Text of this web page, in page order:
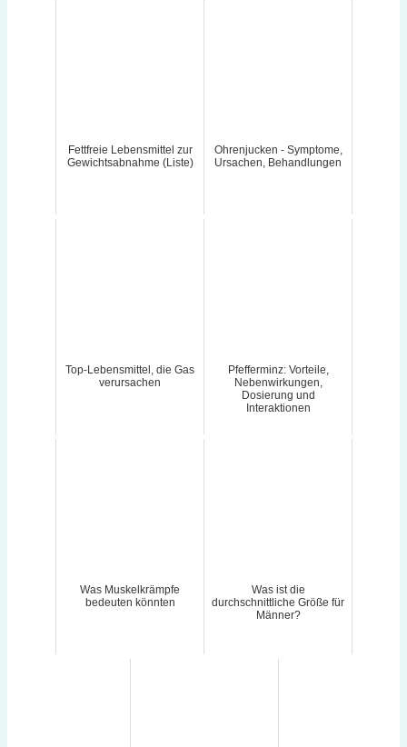
Fettfreie Lebensmittel zur
Gewichtsabnahme (Liste)
Ohrenjucken - Symptome,
Ursachen, Behandlungen
Top-Lebensmittel, die Gas
verursachen
Pfefferminz: Vorteile,
Nebenwirkungen,
Dosierung und
Interaktionen
Was Muskelkrämpfe
bedeuten könnten
Was ist die
durchschnittliche Größe für
Männer?